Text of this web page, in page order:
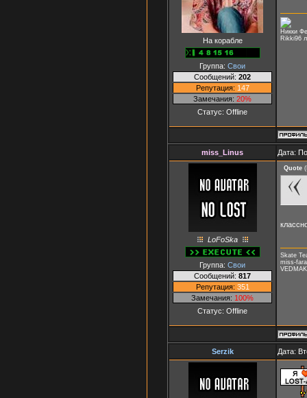
На корабле
Группа: Свои
Сообщений: 202
Репутация: 147
Замечания: 20%
Статус: Offline
Никки
Rikki96
miss_Linus Дата:
LoFoSka
Группа: Свои
Сообщений: 817
Репутация: 351
Замечания: 100%
Статус: Offline
Quote (
Skate
miss-
Serzik Дата: